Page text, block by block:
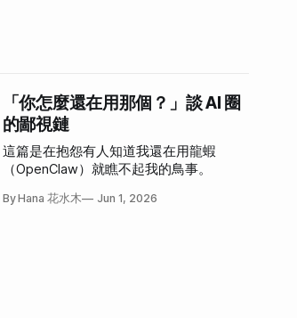
「你怎麼還在用那個？」談 AI 圈
的鄙視鏈
這篇是在抱怨有人知道我還在用龍蝦
（OpenClaw）就瞧不起我的鳥事。
By Hana 花水木 Jun 1, 2026